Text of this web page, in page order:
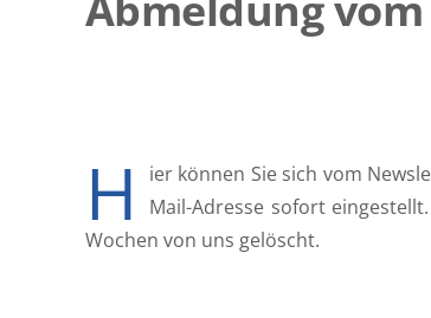
H
ier können Sie sich vom
Mail-Adresse sofort
Wochen von uns gelöscht.